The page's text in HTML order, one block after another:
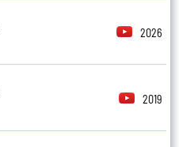
2026
2019